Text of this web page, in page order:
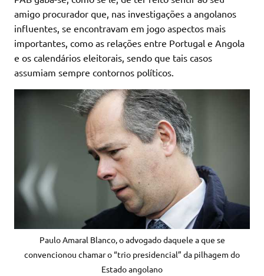
amigo procurador que, nas investigações a angolanos
influentes, se encontravam em jogo aspectos mais
importantes, como as relações entre Portugal e Angola
e os calendários eleitorais, sendo que tais casos
assumiam sempre contornos políticos.
Paulo Amaral Blanco, o advogado daquele a que se
convencionou chamar o “trio presidencial” da pilhagem do
Estado angolano